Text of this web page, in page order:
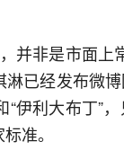
并非是市面上
已经发布微
伊利大布丁”
准。